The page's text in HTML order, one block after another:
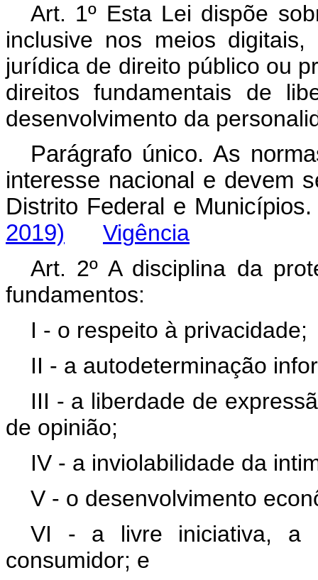
Art. 1º Esta Lei dispõe
inclusive nos meios
jurídica de direito público ou
direitos fundamentais de
desenvolvimento da
Parágrafo único. As
interesse nacional e devem
Distrito Federal e
2019)
Vigência
Art. 2º A disciplina da
fundamentos:
I - o respeito à privacidade;
II - a autodeterminação
III - a liberdade de
de opinião;
IV - a inviolabilidade da
V - o desenvolvimento
VI - a livre iniciativa, a
consumidor; e